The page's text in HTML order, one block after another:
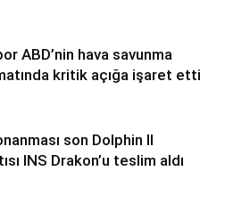
ABD’nin hava savunma
kritik açığa işaret etti
son Dolphin II
INS Drakon’u teslim aldı